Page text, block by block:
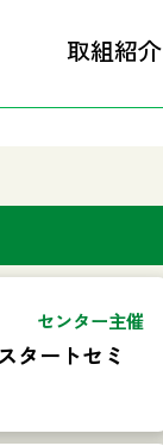
取組紹介
センター主催
タートセミ